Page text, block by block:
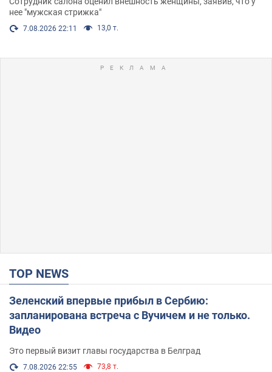
нее "мужская стрижка"
7.08.2026 22:11 13,0 т.
TOP NEWS
Зеленский впервые прибыл в Сербию:
запланирована встреча с Вучичем и не только.
Видео
Это первый визит главы государства в Белград
7.08.2026 22:55 73,8 т.